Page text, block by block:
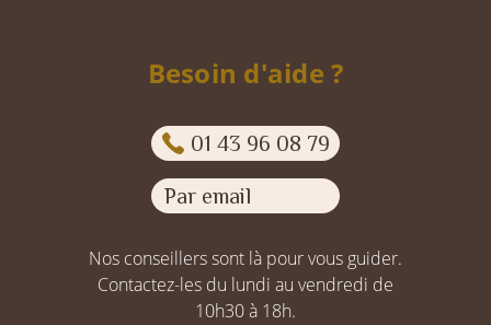
Besoin d'aide ?
01 43 96 08 79
Par email
Nos conseillers sont là pour vous guider.
Contactez-les du lundi au vendredi de
10h30 à 18h.